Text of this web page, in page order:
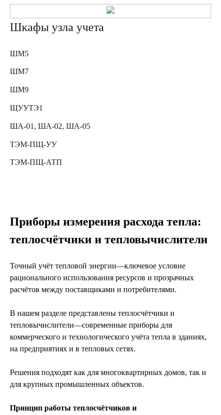
Шкафы узла учета
ШМ5
ШМ7
ШМ9
ЩУУТЭ1
ША-01, ША-02, ША-05
ТЭМ-ПЩ-УУ
ТЭМ-ПЩ-АТП
Приборы измерения расхода тепла:
теплосчётчики и тепловычислители
Точный учёт тепловой энергии—ключевое условие
рационального использования ресурсов и прозрачных
расчётов между поставщиками и потребителями.
В нашем разделе представлены теплосчётчики и
тепловычислители—современные приборы для
коммерческого и технологического учёта тепла в зданиях,
на предприятиях и в тепловых сетях.
Решения подходят как для многоквартирных домов, так и
для крупных промышленных объектов.
Принцип работы теплосчётчиков и